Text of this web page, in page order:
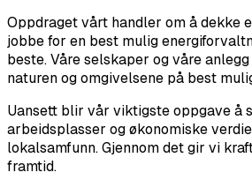
Oppdraget vårt handler om å dekke
jobbe for en best mulig
beste. Våre selskaper og våre
naturen og omgivelsene på best
Uansett blir vår viktigste oppgave å
arbeidsplasser og økonomiske
lokalsamfunn. Gjennom det gir vi
framtid.